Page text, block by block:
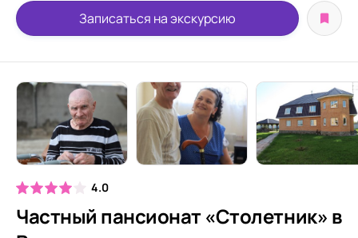
Записаться на экскурсию
4.0
Частный пансионат «Столетник» в